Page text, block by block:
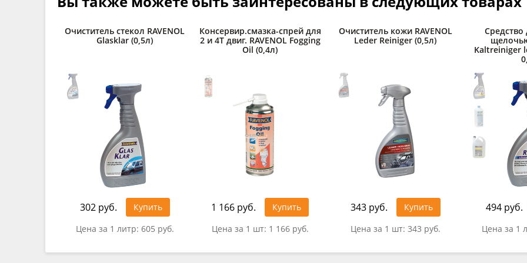
Очиститель стекол RAVENOL
Glasklar (0,5л)
302 руб.
Купить
Цена за 1 литр: 605 руб.
Консервир.смазка-спрей для
2 и 4Т двиг. RAVENOL Fogging
Oil (0,4л)
1 166 руб.
Купить
Цена за 1 шт: 1 166 руб.
Очиститель кожи RAVENOL
Leder Reiniger (0,5л)
343 руб.
Купить
Цена за 1 шт: 343 руб.
Kaltreiniger
494 руб.
Цена за 1